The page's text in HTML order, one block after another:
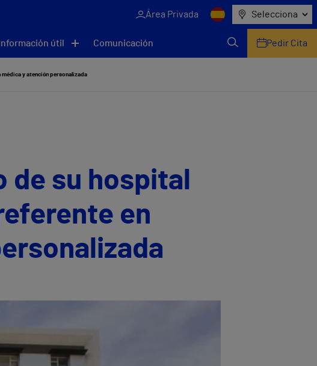
Área Privada Selecciona
útil Comunicación Pedir Cita
y atención personalizada
de su hospital
en